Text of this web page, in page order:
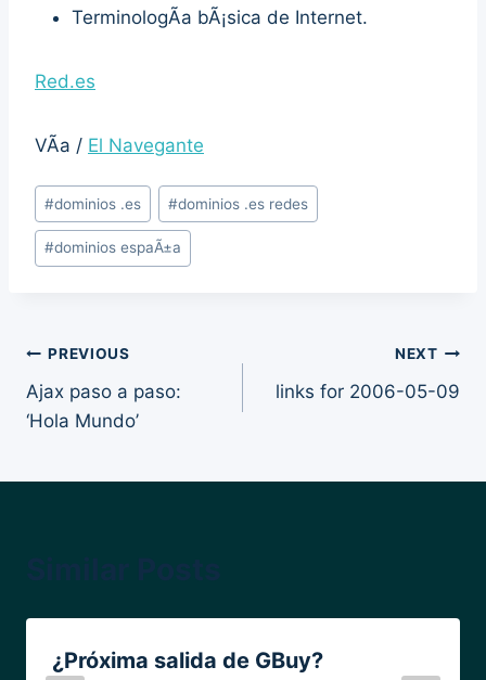
TerminologÃ­a bÃ¡sica de Internet.
Red.es
VÃ­a / El Navegante
Post
Tags:
#dominios .es #dominios .es redes
#dominios espaÃ±a
Post
navigation
PREVIOUS
Ajax paso a paso:
‘Hola Mundo’
NEXT
links for 2006-05-09
¿Próxima salida de GBuy?